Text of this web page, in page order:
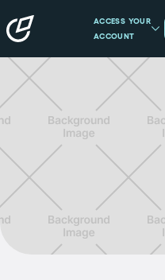
ACCESS YOUR
ACCOUNT